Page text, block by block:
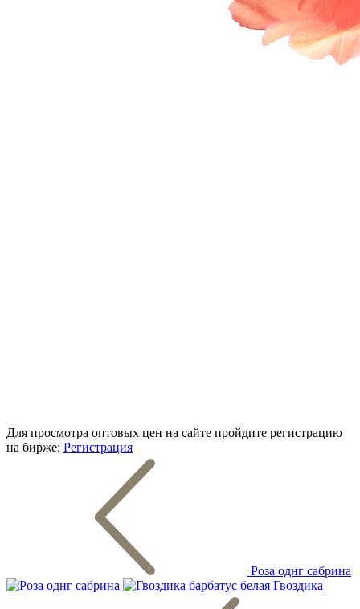
Для просмотра оптовых цен на сайте пройдите регистрацию
на бирже: Регистрация
Роза однг сабрина
Гвоздика